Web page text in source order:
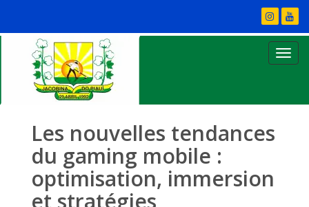
Les nouvelles tendances
du gaming mobile :
optimisation, immersion
et stratégies